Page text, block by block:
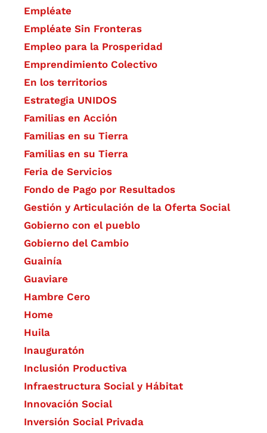
Empléate
Empléate Sin Fronteras
Empleo para la Prosperidad
Emprendimiento Colectivo
En los territorios
Estrategia UNIDOS
Familias en Acción
Familias en su Tierra
Familias en su Tierra
Feria de Servicios
Fondo de Pago por Resultados
Gestión y Articulación de la Oferta Social
Gobierno con el pueblo
Gobierno del Cambio
Guainía
Guaviare
Hambre Cero
Home
Huila
Inauguratón
Inclusión Productiva
Infraestructura Social y Hábitat
​Innovación Social
Inversión Social Privada